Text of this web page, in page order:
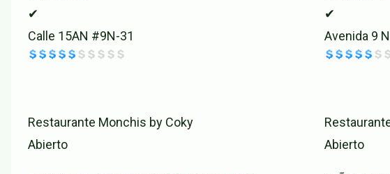
✔
Calle 15AN #9N-31
✔
Avenida 9
Restaurante Monchis by Coky
Abierto
Abierto